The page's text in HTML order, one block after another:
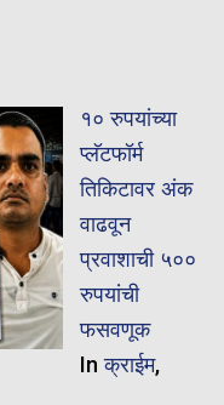
१० रुपयांच्या
प्लॅटफॉर्म
तिकिटावर अंक
वाढवून
प्रवाशाची ५००
रुपयांची
फसवणूक
Inक्राईम,